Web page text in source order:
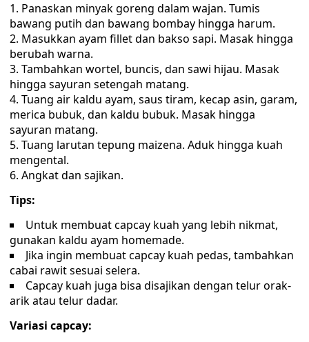
Panaskan minyak goreng dalam wajan. Tumis
bawang putih dan bawang bombay hingga harum.
Masukkan ayam fillet dan bakso sapi. Masak hingga
berubah warna.
Tambahkan wortel, buncis, dan sawi hijau. Masak
hingga sayuran setengah matang.
Tuang air kaldu ayam, saus tiram, kecap asin, garam,
merica bubuk, dan kaldu bubuk. Masak hingga
sayuran matang.
Tuang larutan tepung maizena. Aduk hingga kuah
mengental.
Angkat dan sajikan.
Tips:
Untuk membuat capcay kuah yang lebih nikmat,
gunakan kaldu ayam homemade.
Jika ingin membuat capcay kuah pedas, tambahkan
cabai rawit sesuai selera.
Capcay kuah juga bisa disajikan dengan telur orak-
arik atau telur dadar.
Variasi capcay: